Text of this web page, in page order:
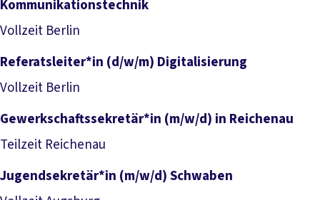
Kommunikationstechnik
Vollzeit Berlin
Referatsleiter*in (d/w/m) Digitalisierung
Vollzeit Berlin
Gewerkschaftssekretär*in (m/w/d) in Reichenau
Teilzeit Reichenau
Jugendsekretär*in (m/w/d) Schwaben